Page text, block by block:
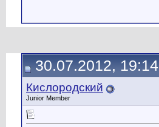
30.07.2012, 19:14
Кислородский
Junior Member